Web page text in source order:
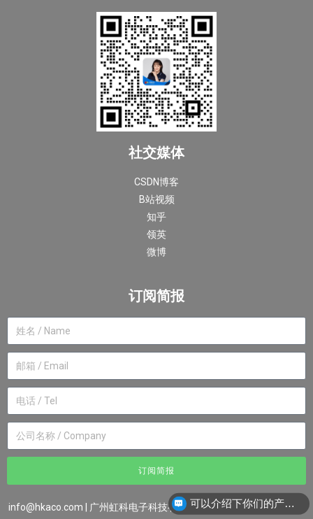
社交媒体
CSDN博客
B站视频
知乎
领英
微博
订阅简报
订阅简报
info@hkaco.com | 广州虹科电子科技有限公司 ©2007-2023版权所有
你们是怎么收费的呢？